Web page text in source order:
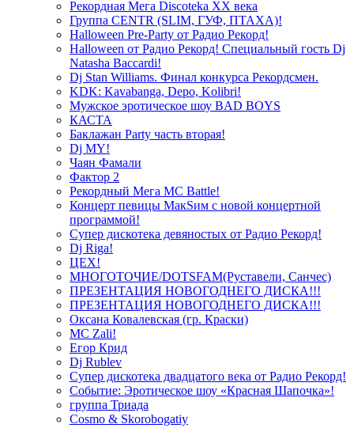
Рекордная Мега Discoteka XX века
Группа CENTR (SLIM, ГУФ, ПТАХА)!
Halloween Pre-Party от Радио Рекорд!
Halloween от Радио Рекорд! Специальный гость Dj
Natasha Baccardi!
Dj Stan Williams. Финал конкурса Рекордсмен.
KDK: Kavabanga, Depo, Kolibri!
Мужское эротическое шоу BAD BOYS
КАСТА
Баклажан Party часть вторая!
Dj MY!
Чаян Фамали
Фактор 2
Рекордный Мега МС Battle!
Концерт певицы МакSим с новой концертной
программой!
Супер дискотека девяностых от Радио Рекорд!
Dj Riga!
ЦЕХ!
МНОГОТОЧИЕ/DOTSFAM(Руставели, Санчес)
ПРЕЗЕНТАЦИЯ НОВОГОДНЕГО ДИСКА!!!
ПРЕЗЕНТАЦИЯ НОВОГОДНЕГО ДИСКА!!!
Оксана Ковалевская (гр. Краски)
MC Zali!
Егор Крид
Dj Rublev
Супер дискотека двадцатого века от Радио Рекорд!
Событие: Эротическое шоу «Красная Шапочка»!
группа Триада
Cosmo & Skorobogatiy